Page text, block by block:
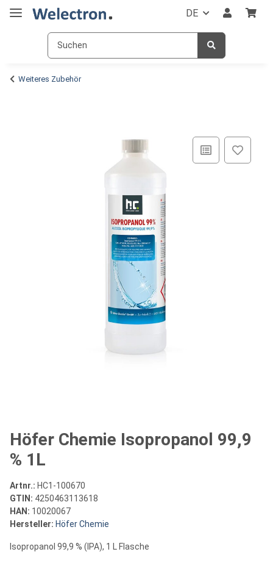
DE
Weiteres Zubehör
Höfer Chemie Isopropanol 99,9
% 1L
Artnr.: HC1-100670
GTIN: 4250463113618
HAN: 10020067
Hersteller: Höfer Chemie
Isopropanol 99,9 % (IPA), 1 L Flasche